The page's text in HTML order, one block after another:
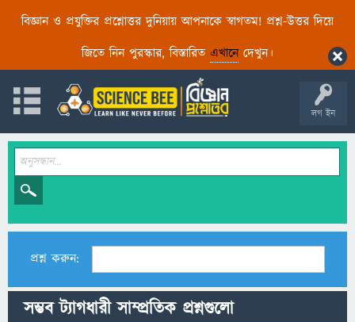
বিজ্ঞান ও প্রযুক্তির প্রশ্নোত্তর দুনিয়ায় আপনাকে স্বাগতম! প্রশ্ন-উত্তর দিয়ে
জিতে নিন পুরস্কার, বিস্তারিত এখানেদেখুন।
লগ ইন
প্রশ্ন করুন:
সম্ভব ট্যাগধারী সাম্প্রতিক প্রশ্নগুলো